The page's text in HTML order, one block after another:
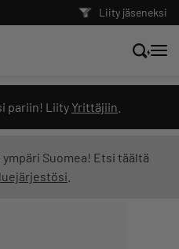
Liity jäseneksi
pariin! Liity Yrittäjiin
Suomea! Etsi täältä
suoraan